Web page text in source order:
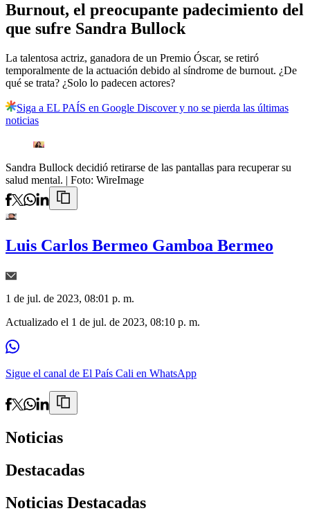
Burnout, el preocupante padecimiento del
que sufre Sandra Bullock
La talentosa actriz, ganadora de un Premio Óscar, se retiró
temporalmente de la actuación debido al síndrome de burnout. ¿De
qué se trata? ¿Solo lo padecen actores?
Siga a EL PAÍS en Google Discover y no se pierda las últimas
noticias
Sandra Bullock decidió retirarse de las pantallas para recuperar su
salud mental. | Foto: WireImage
Luis Carlos Bermeo Gamboa Bermeo
1 de jul. de 2023, 08:01 p. m.
Actualizado el 1 de jul. de 2023, 08:10 p. m.
Sigue el canal de El País Cali en WhatsApp
Noticias
Destacadas
Noticias Destacadas